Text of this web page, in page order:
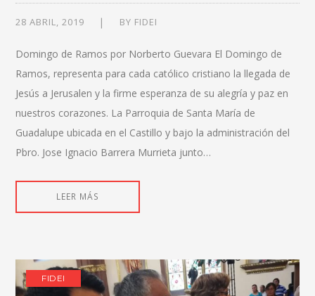
28 ABRIL, 2019 BY FIDEI
Domingo de Ramos por Norberto Guevara El Domingo de
Ramos, representa para cada católico cristiano la llegada de
Jesús a Jerusalen y la firme esperanza de su alegría y paz en
nuestros corazones. La Parroquia de Santa María de
Guadalupe ubicada en el Castillo y bajo la administración del
Pbro. Jose Ignacio Barrera Murrieta junto…
LEER MÁS
FIDEI